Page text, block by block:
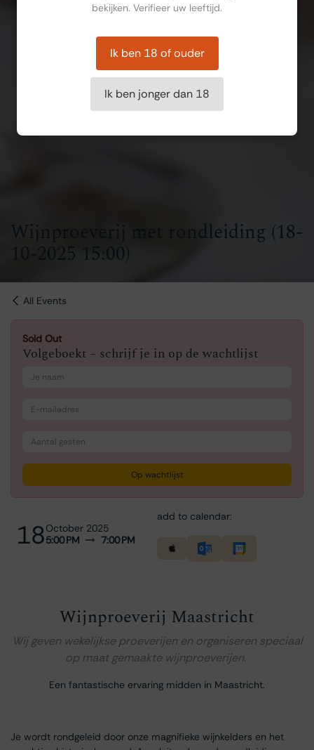
Wijnproeverij met rondleiding (18-
10-2025 15:00)
All Events
Sold Out
Volgeboekt – schrijf je in op de wachtlijst
Op wachtlijst
18October 2025
5:00 PM
7:00 PM
add to calendar:
Wijnproeverij Maastricht
Wij geven wekelijkse proeverijen en organiseren speciaal
op maat gemaakte wijnproeverijen.
Een fantastische ervaring midden in Maastricht.
Je wordt rondgeleid door onze magnifieke wijnkelders en het
bekijken. Verifieer uw leeftijd.
Ik ben 18 of ouder
Ik ben jonger dan 18